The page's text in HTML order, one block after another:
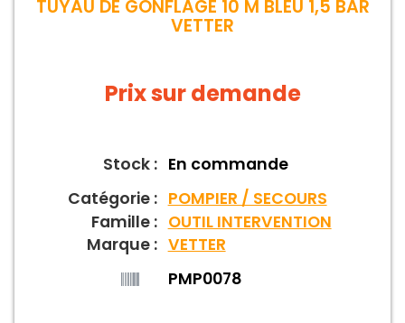
TUYAU DE GONFLAGE 10 M BLEU 1,5 BAR
VETTER
Prix sur demande
Stock : En commande
Catégorie : POMPIER / SECOURS
Famille : OUTIL INTERVENTION
Marque : VETTER
PMP0078